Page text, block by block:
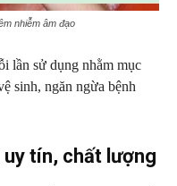
nhiễm âm đạo
lần sử dụng nhằm mục
sinh, ngăn ngừa bệnh
tín, chất lượng